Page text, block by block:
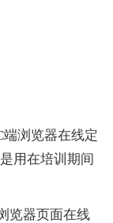
端浏览器在线定
用在培训期间
览器页面在线